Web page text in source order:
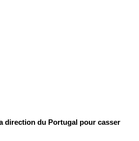
direction du Portugal pour casser